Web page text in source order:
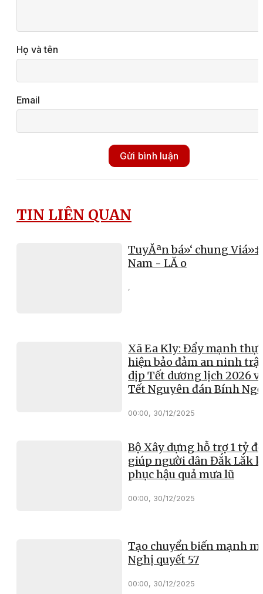
Họ và tên
Email
Gửi bình luận
TIN LIÊN QUAN
TuyĂªn bá»‘ chung
Nam - LĂ o
,
Xã Ea Kly: Đẩy mạnh thực
hiện bảo đảm an ninh
dịp Tết dương lịch 2026
Tết Nguyên đán Bính Ngọ
00:00, 30/12/2025
Bộ Xây dựng hỗ trợ 1 tỷ
giúp người dân Đắk Lắk
phục hậu quả mưa lũ
00:00, 30/12/2025
Tạo chuyển biến mạnh
Nghị quyết 57
00:00, 30/12/2025